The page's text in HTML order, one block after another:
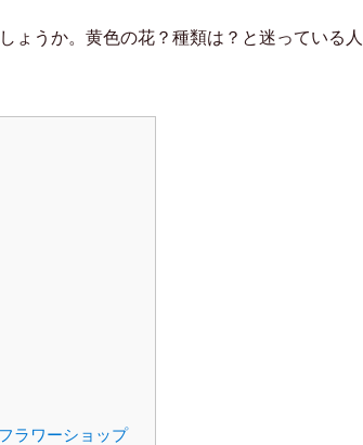
ょうか。黄色の花？種類は？と迷っている
ラワーショップ